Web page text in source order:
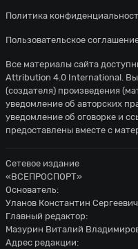
Политика
Пользовательское
Все материалы сайта
Attribution 4.0 International.
(создателя) произведения
уведомление об авторских
уведомление об оговорке и
предоставлены вместе с
Сетевое издание
«ВСЕПРОСПОРТ»
Основатель:
Уланов Константин Сергеевич
Главный редактор:
Мазурин Виталий
Адрес редакции: